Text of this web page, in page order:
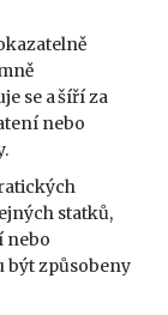
se a šíří za
nebo
statků,
nebo
být způsobeny